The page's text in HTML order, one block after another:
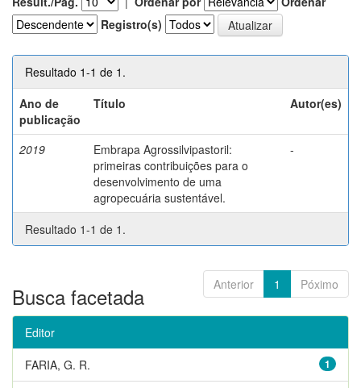
Registro(s)
Resultado 1-1 de 1.
Ano de
publicação
Título Autor(es)
2019
Embrapa Agrossilvipastoril:
primeiras contribuições para o
desenvolvimento de uma
agropecuária sustentável.
-
Resultado 1-1 de 1.
Anterior 1 Póximo
Busca facetada
Editor
1
FARIA, G. R.